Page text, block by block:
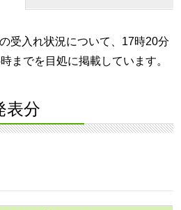
受入れ状況について、17時20分
までを目処に掲載しています。
表分